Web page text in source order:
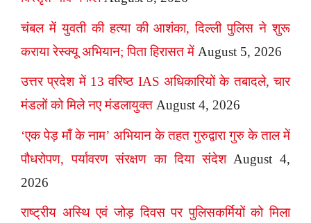
चंबल में युवती की हत्या की आशंका, दिल्ली पुलिस ने शुरू
कराया रेस्क्यू अभियान; पिता हिरासत में August 5, 2026
उत्तर प्रदेश में 13 वरिष्ठ IAS अधिकारियों के तबादले, चार
मंडलों को मिले नए मंडलायुक्त August 4, 2026
‘एक पेड़ माँ के नाम’ अभियान के तहत गुरुद्वारा गुरु के ताल में
पौधरोपण, पर्यावरण संरक्षण का दिया संदेश August 4,
2026
राष्ट्रीय अस्थि एवं जोड़ दिवस पर पुलिसकर्मियों को मिला